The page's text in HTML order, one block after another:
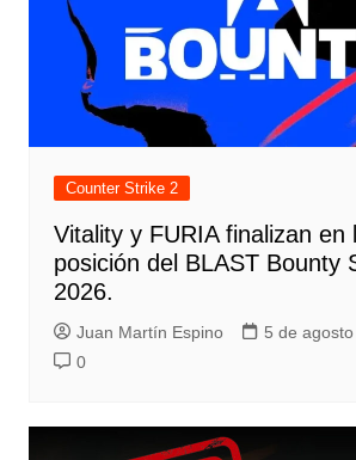
Counter Strike 2
Vitality y FURIA finalizan en
posición del BLAST Bounty
2026.
Juan Martín Espino
5 de
0